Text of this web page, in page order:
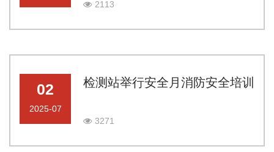
2113
检测站举行安全月消防安全培训
3271
02
2025-07